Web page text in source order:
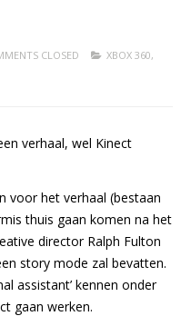
CLOSED XBOX 360,
voor het verhaal (bestaan
thuis gaan komen na het
director Ralph Fulton
story mode zal bevatten.
assistant’ kennen onder
gaan werken.